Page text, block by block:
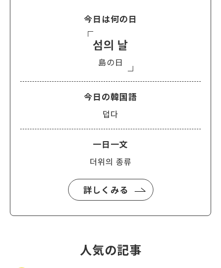
今日は何の日
섬의 날
島の日
今日の韓国語
덥다
一日一文
더위의 종류
詳しくみる
人気の記事